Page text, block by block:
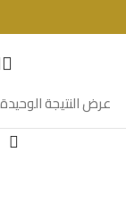
عرض النتيجة الوحيدة